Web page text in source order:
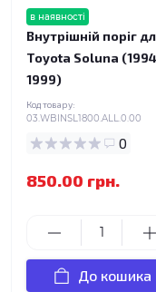
в наявності
Внутрішній поріг
Toyota Soluna
1999)
Код товару:
03.WBINSL1800.ALL.0.00
0
850.00 грн.
До кошика